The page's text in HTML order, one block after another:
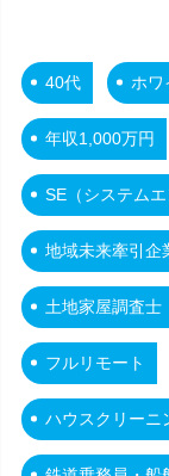
40代 ホワ
年収1,000万円
SE（システムエ
地域未来牽引企
土地家屋調査士
フルリモート
ハウスクリーニ